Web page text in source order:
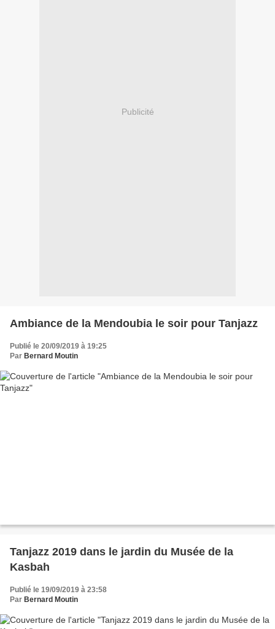
Publicité
Ambiance de la Mendoubia le soir pour Tanjazz
Publié le 20/09/2019 à 19:25
Par Bernard Moutin
Tanjazz 2019 dans le jardin du Musée de la
Kasbah
Publié le 19/09/2019 à 23:58
Par Bernard Moutin